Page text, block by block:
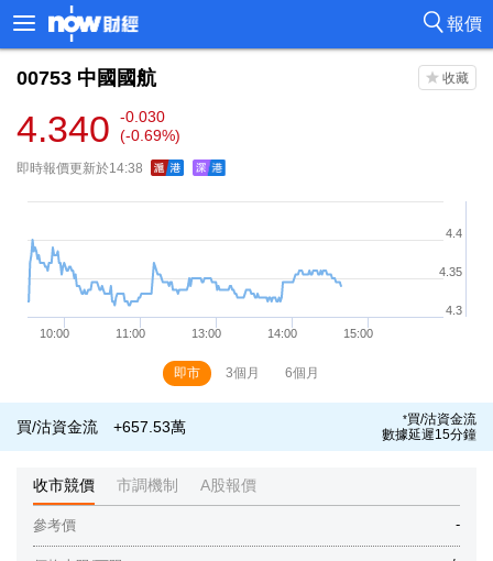
報價
00753 中國國航
4.340
-0.030
(-0.69%)
即時報價更新於14:38
即市 3個月 6個月
買/沽資金流 +657.53萬 *買/沽資金流
數據延遲15分鐘
收市競價 市調機制 A股報價
-
參考價